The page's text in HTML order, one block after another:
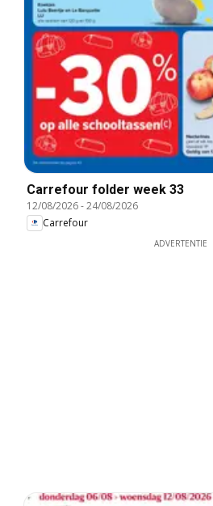
Carrefour folder week 33
12/08/2026-24/08/2026
Carrefour
ADVERTENTIE